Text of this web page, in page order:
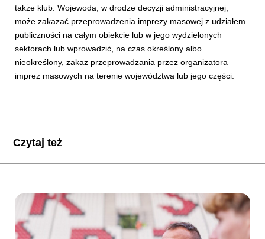
także klub. Wojewoda, w drodze decyzji administracyjnej,
może zakazać przeprowadzenia imprezy masowej z udziałem
publiczności na całym obiekcie lub w jego wydzielonych
sektorach lub wprowadzić, na czas określony albo
nieokreślony, zakaz przeprowadzania przez organizatora
imprez masowych na terenie województwa lub jego części.
Czytaj też